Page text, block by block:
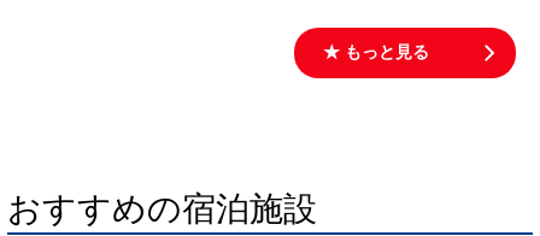
★ もっと見る
おすすめの宿泊施設